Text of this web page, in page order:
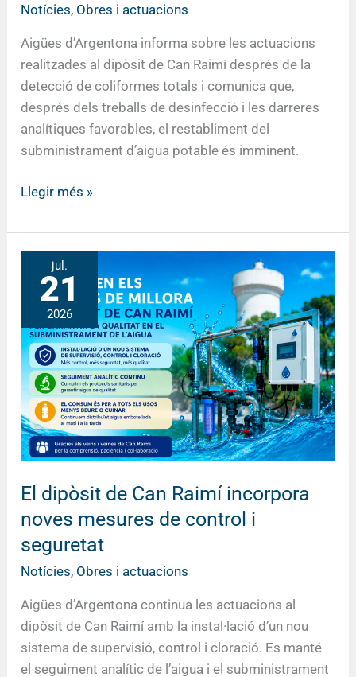
Notícies, Obres i actuacions
Aigües d’Argentona informa sobre les actuacions
realitzades al dipòsit de Can Raimí després de la
detecció de coliformes totals i comunica que,
després dels treballs de desinfecció i les darreres
analítiques favorables, el restabliment del
subministrament d’aigua potable és imminent.
subministrament
potable
en
breu
Llegir més »
jul.
21
2026
El dipòsit de Can Raimí incorpora
noves mesures de control i
seguretat
Notícies, Obres i actuacions
Aigües d’Argentona continua les actuacions al
dipòsit de Can Raimí amb la instal·lació d’un nou
sistema de supervisió, control i cloració. Es manté
el seguiment analític de l’aigua i el subministrament
dipòsit
Can
Raimí
incorpora
noves
mesures
de
control
seguretat